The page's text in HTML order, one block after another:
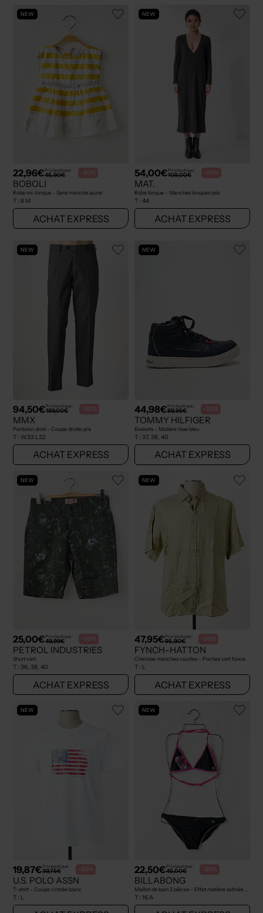
NEW
22,96€Prix boutique :
45,90€ -50%
BOBOLI
Robe mi-longue - Sans manche jaune
T : 6 M
ACHAT EXPRESS
NEW
54,00€Prix boutique :
108,00€ -50%
MAT.
Robe longue - Manches longues gris
T : 44
ACHAT EXPRESS
NEW
94,50€Prix boutique :
189,00€ -50%
MMX
Pantalon droit - Coupe droite gris
T : W33 L32
ACHAT EXPRESS
NEW
44,98€Prix boutique :
89,95€ -50%
TOMMY HILFIGER
Baskets - Matière lisse bleu
T : 37, 38, 40
ACHAT EXPRESS
NEW
25,00€Prix boutique :
49,99€ -50%
PETROL INDUSTRIES
Short vert
T : 36, 38, 40
ACHAT EXPRESS
NEW
47,95€Prix boutique :
95,90€ -50%
FYNCH-HATTON
Chemise manches courtes - Poches vert fonce
T : L
ACHAT EXPRESS
NEW
19,87€Prix boutique :
39,75€ -50%
U.S. POLO ASSN
T-shirt - Coupe cintrée blanc
T : L
NEW
22,50€Prix boutique :
45,00€ -50%
BILLABONG
T : 16 A